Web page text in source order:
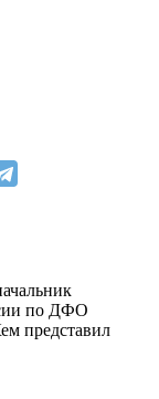
по ДФО
представил